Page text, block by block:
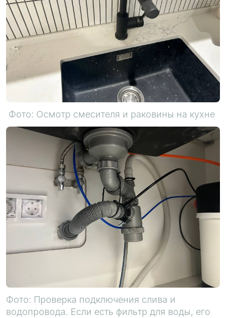
Фото: Осмотр смесителя и раковины на кухне
Фото: Проверка подключения слива и
водопровода. Если есть фильтр для воды, его